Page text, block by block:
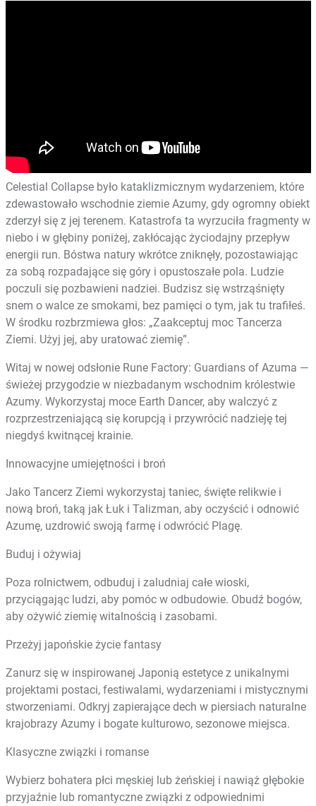
Celestial Collapse było kataklizmicznym wydarzeniem, które
zdewastowało wschodnie ziemie Azumy, gdy ogromny obiekt
zderzył się z jej terenem. Katastrofa ta wyrzuciła fragmenty w
niebo i w głębiny poniżej, zakłócając życiodajny przepływ
energii run. Bóstwa natury wkrótce zniknęły, pozostawiając
za sobą rozpadające się góry i opustoszałe pola. Ludzie
poczuli się pozbawieni nadziei. Budzisz się wstrząśnięty
snem o walce ze smokami, bez pamięci o tym, jak tu trafiłeś.
W środku rozbrzmiewa głos: „Zaakceptuj moc Tancerza
Ziemi. Użyj jej, aby uratować ziemię”.
Witaj w nowej odsłonie Rune Factory: Guardians of Azuma —
świeżej przygodzie w niezbadanym wschodnim królestwie
Azumy. Wykorzystaj moce Earth Dancer, aby walczyć z
rozprzestrzeniającą się korupcją i przywrócić nadzieję tej
niegdyś kwitnącej krainie.
Innowacyjne umiejętności i broń
Jako Tancerz Ziemi wykorzystaj taniec, święte relikwie i
nową broń, taką jak Łuk i Talizman, aby oczyścić i odnowić
Azumę, uzdrowić swoją farmę i odwrócić Plagę.
Buduj i ożywiaj
Poza rolnictwem, odbuduj i zaludniaj całe wioski,
przyciągając ludzi, aby pomóc w odbudowie. Obudź bogów,
aby ożywić ziemię witalnością i zasobami.
Przeżyj japońskie życie fantasy
Zanurz się w inspirowanej Japonią estetyce z unikalnymi
projektami postaci, festiwalami, wydarzeniami i mistycznymi
stworzeniami. Odkryj zapierające dech w piersiach naturalne
krajobrazy Azumy i bogate kulturowo, sezonowe miejsca.
Klasyczne związki i romanse
Wybierz bohatera płci męskiej lub żeńskiej i nawiąż głębokie
przyjaźnie lub romantyczne związki z odpowiednimi